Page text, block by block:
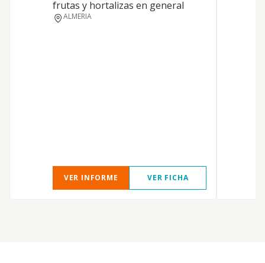
frutas y hortalizas en general
ALMERIA
VER INFORME VER FICHA